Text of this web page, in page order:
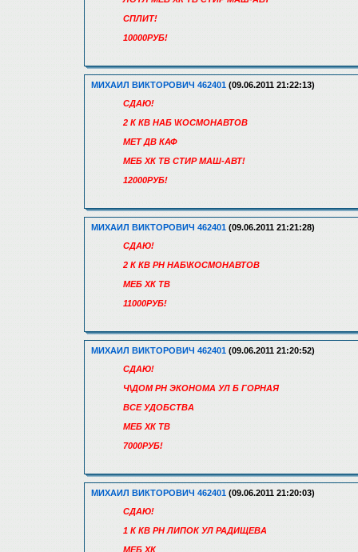
СПЛИТ!
10000РУБ!
МИХАИЛ ВИКТОРОВИЧ 462401 (09.06.2011 21:22:13)
СДАЮ!
2 К КВ НАБ \КОСМОНАВТОВ
МЕТ ДВ КАФ
МЕБ ХК ТВ СТИР МАШ-АВТ!
12000РУБ!
МИХАИЛ ВИКТОРОВИЧ 462401 (09.06.2011 21:21:28)
СДАЮ!
2 К КВ РН НАБ\КОСМОНАВТОВ
МЕБ ХК ТВ
11000РУБ!
МИХАИЛ ВИКТОРОВИЧ 462401 (09.06.2011 21:20:52)
СДАЮ!
Ч\ДОМ РН ЭКОНОМА УЛ Б ГОРНАЯ
ВСЕ УДОБСТВА
МЕБ ХК ТВ
7000РУБ!
МИХАИЛ ВИКТОРОВИЧ 462401 (09.06.2011 21:20:03)
СДАЮ!
1 К КВ РН ЛИПОК УЛ РАДИЩЕВА
МЕБ ХК